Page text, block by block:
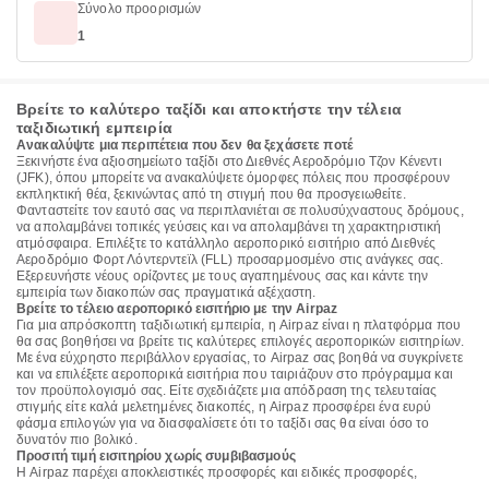
Σύνολο προορισμών
1
Βρείτε το καλύτερο ταξίδι και αποκτήστε την τέλεια
ταξιδιωτική εμπειρία
Ανακαλύψτε μια περιπέτεια που δεν θα ξεχάσετε ποτέ
Ξεκινήστε ένα αξιοσημείωτο ταξίδι στο Διεθνές Αεροδρόμιο Τζον Κένεντι
(JFK), όπου μπορείτε να ανακαλύψετε όμορφες πόλεις που προσφέρουν
εκπληκτική θέα, ξεκινώντας από τη στιγμή που θα προσγειωθείτε.
Φανταστείτε τον εαυτό σας να περιπλανιέται σε πολυσύχναστους δρόμους,
να απολαμβάνει τοπικές γεύσεις και να απολαμβάνει τη χαρακτηριστική
ατμόσφαιρα. Επιλέξτε το κατάλληλο αεροπορικό εισιτήριο από Διεθνές
Αεροδρόμιο Φορτ Λόντερντεϊλ (FLL) προσαρμοσμένο στις ανάγκες σας.
Εξερευνήστε νέους ορίζοντες με τους αγαπημένους σας και κάντε την
εμπειρία των διακοπών σας πραγματικά αξέχαστη.
Βρείτε το τέλειο αεροπορικό εισιτήριο με την Airpaz
Για μια απρόσκοπτη ταξιδιωτική εμπειρία, η Airpaz είναι η πλατφόρμα που
θα σας βοηθήσει να βρείτε τις καλύτερες επιλογές αεροπορικών εισιτηρίων.
Με ένα εύχρηστο περιβάλλον εργασίας, το Airpaz σας βοηθά να συγκρίνετε
και να επιλέξετε αεροπορικά εισιτήρια που ταιριάζουν στο πρόγραμμα και
τον προϋπολογισμό σας. Είτε σχεδιάζετε μια απόδραση της τελευταίας
στιγμής είτε καλά μελετημένες διακοπές, η Airpaz προσφέρει ένα ευρύ
φάσμα επιλογών για να διασφαλίσετε ότι το ταξίδι σας θα είναι όσο το
δυνατόν πιο βολικό.
Προσιτή τιμή εισιτηρίου χωρίς συμβιβασμούς
Η Airpaz παρέχει αποκλειστικές προσφορές και ειδικές προσφορές,